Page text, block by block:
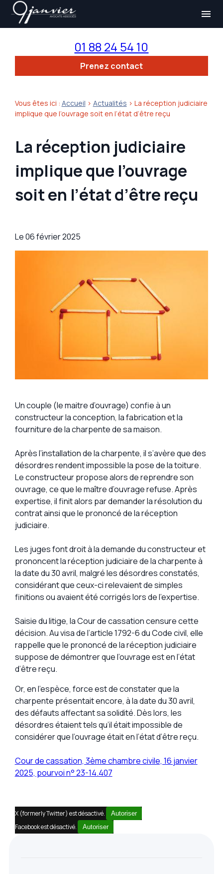
menu
01 88 24 54 10
Prenez contact
Vous êtes ici : Accueil > Actualités > La réception judiciaire
implique que l’ouvrage soit en l’état d’être reçu
La réception judiciaire
implique que l’ouvrage
soit en l’état d’être reçu
Le06 février 2025
Un couple (le maitre d’ouvrage) confie à un
constructeur la conception, la fabrication et la
fourniture de la charpente de sa maison.
Après l’installation de la charpente, il s’avère que des
désordres rendent impossible la pose de la toiture.
Le constructeur propose alors de reprendre son
ouvrage, ce que le maître d’ouvrage refuse. Après
expertise, il finit alors par demander la résolution du
contrat ainsi que le prononcé de la réception
judiciaire.
Les juges font droit à la demande du constructeur et
prononcent la réception judiciaire de la charpente à
la date du 30 avril, malgré les désordres constatés,
considérant que ceux-ci relevaient de simples
finitions ou avaient été corrigés lors de l’expertise.
Saisie du litige, la Cour de cassation censure cette
décision. Au visa de l’article 1792-6 du Code civil, elle
rappelle que le prononcé de la réception judiciaire
suppose de démontrer que l’ouvrage est en l’état
d’être reçu.
Or, en l’espèce, force est de constater que la
charpente présentait encore, à la date du 30 avril,
des défauts affectant sa solidité. Dès lors, les
désordres étaient tels qu’il était impossible de
considérer que l’ouvrage était en l’état d’être reçu.
Cour de cassation, 3ème chambre civile, 16 janvier
2025, pourvoi n° 23-14.407
X (formerly Twitter) est désactivé. Autoriser
Facebook est désactivé. Autoriser
Panneau de gestion des cookies